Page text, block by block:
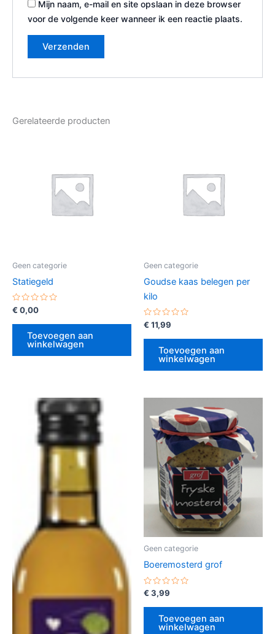
Mijn naam, e-mail en site opslaan in deze browser
voor de volgende keer wanneer ik een reactie plaats.
Gerelateerde producten
Geen categorie
Statiegeld
Gewaardeerd
uit
€ 0,00
Toevoegen aan
winkelwagen
Geen categorie
Goudse kaas belegen per
kilo
Gewaardeerd
uit
€ 11,99
Toevoegen aan
winkelwagen
Geen categorie
Boeremosterd grof
Gewaardeerd
uit
€ 3,99
Toevoegen aan
winkelwagen